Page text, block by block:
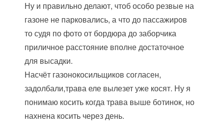
Ну и правильно делают, чтоб особо резвые на
газоне не парковались, а что до пассажиров
то судя по фото от бордюра до заборчика
приличное расстояние вполне достаточное
для высадки.
Насчёт газонокосильщиков согласен,
задолбали,трава еле вылезет уже косят. Ну я
понимаю косить когда трава выше ботинок, но
нахнена косить через день.